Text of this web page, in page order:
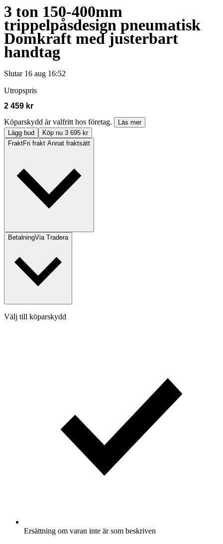
3 ton 150-400mm
trippelpåsdesign pneumatisk
Domkraft med justerbart
handtag
Slutar 16 aug 16:52
Utropspris
2 459 kr
Köparskydd är valfritt hos företag.
Läs mer
Lägg bud
Köp nu 3 695 kr
FraktFri frakt Annat fraktsätt
BetalningVia Tradera
Välj till köparskydd
Ersättning om varan inte är som beskriven